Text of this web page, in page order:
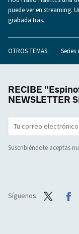
puede ver en streaming.
grabada tras..
OTROS TEMAS: Series
RECIBE
NEWSLETTER
Suscribiéndote aceptas
Síguenos